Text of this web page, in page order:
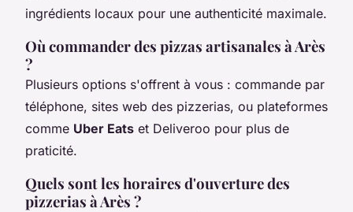
ingrédients locaux pour une authenticité maximale.
Où commander des pizzas artisanales à Arès
?
Plusieurs options s'offrent à vous : commande par
téléphone, sites web des pizzerias, ou plateformes
comme Uber Eats et Deliveroo pour plus de
praticité.
Quels sont les horaires d'ouverture des
pizzerias à Arès ?